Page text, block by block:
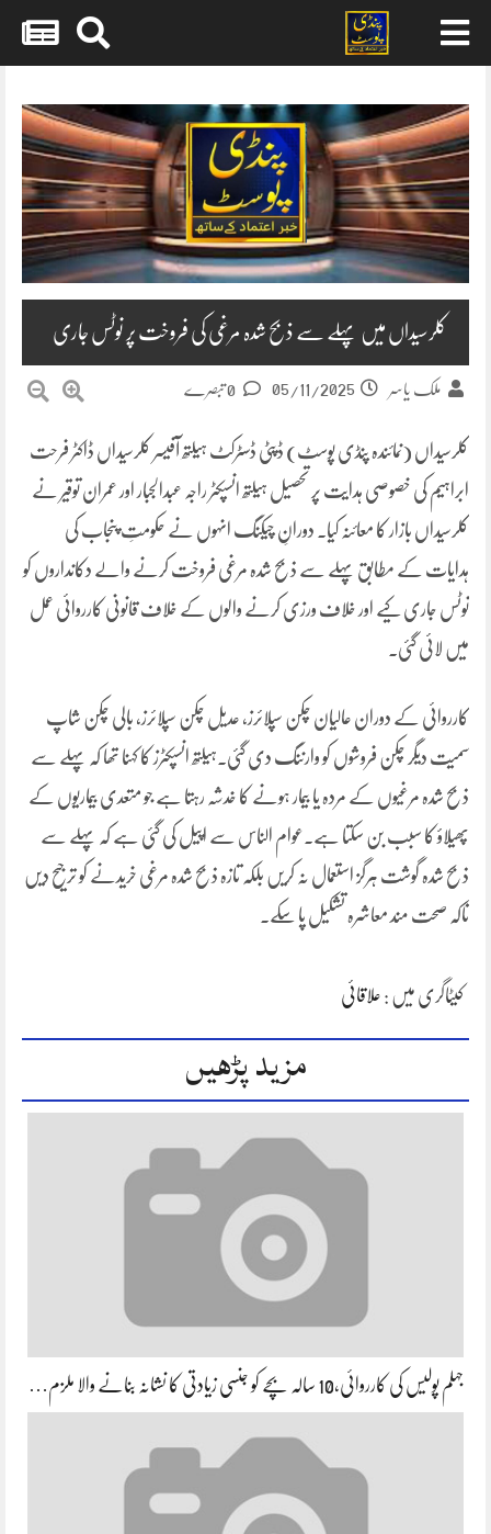
content
کلرسیداں میں پہلے سے ذبح شدہ مرغی کی فروخت پر نوٹس جاری
ملک یاسر 05/11/2025
کلرسیداں (نمائندہ پنڈی پوسٹ) ڈپٹی ڈسٹرکٹ ہیلتھ آفیسر کلرسیداں ڈاکٹر فرحت
ابراہیم کی خصوصی ہدایت پر تحصیل ہیلتھ انسپکٹر راجہ عبدالجبار اور عمران توقیر نے
کلرسیداں بازار کا معائنہ کیا۔ دورانِ چیکنگ انہوں نے حکومتِ پنجاب کی
ہدایات کے مطابق پہلے سے ذبح شدہ مرغی فروخت کرنے والے دکانداروں کو
نوٹس جاری کیے اور خلاف ورزی کرنے والوں کے خلاف قانونی کارروائی عمل
میں لائی گئی۔
کارروائی کے دوران عالیان چکن سپلائرز، عدیل چکن سپلائرز، بالی چکن شاپ
سمیت دیگر چکن فروشوں کو وارننگ دی گئی۔ہیلتھ انسپکٹرز کا کہنا تھا کہ پہلے سے
ذبح شدہ مرغیوں کے مردہ یا بیمار ہونے کا خدشہ رہتا ہے جو متعدی بیماریوں کے
پھیلاؤ کا سبب بن سکتا ہے۔عوام الناس سے اپیل کی گئی ہے کہ پہلے سے
ذبح شدہ گوشت ہرگز استعمال نہ کریں بلکہ تازہ ذبح شدہ مرغی خریدنے کو ترجیح دیں
تاکہ صحت مند معاشرہ تشکیل پا سکے۔
کیٹاگری میں : علاقائی
مزید پڑھیں
جہلم پولیس کی کارروائی،10 سالہ بچے کو جنسی زیادتی کا نشانہ بنانے والا ملزم…